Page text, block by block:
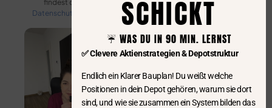
findest du in der
Datenschutzerklärung
SCHICKT
☔️ WAS DU IN 90 MIN. LERNST
✅ Clevere Aktienstrategien & Depotstruktur
Endlich ein Klarer Bauplan! Du weißt welche
Positionen in dein Depot gehören, warum sie dort
sind, und wie sie zusammen ein System bilden das